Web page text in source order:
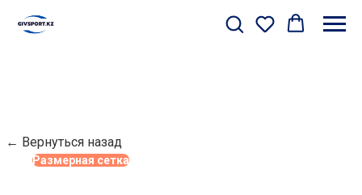
← Вернуться назад
Размерная сетка